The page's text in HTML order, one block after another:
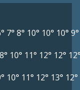
7° 8° 10° 10° 10° 9°
8° 10° 11° 12° 12°
10° 11° 12° 13° 12°